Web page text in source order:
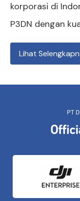
korporasi di
P3DN dengan
Lihat
PT